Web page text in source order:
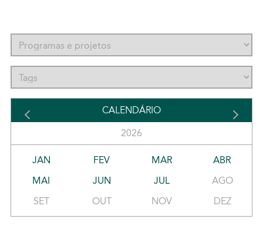
CALENDÁRIO
2026
JAN FEV MAR
ABR
MAI
JUN JUL
AGO
SET
OUT NOV DEZ